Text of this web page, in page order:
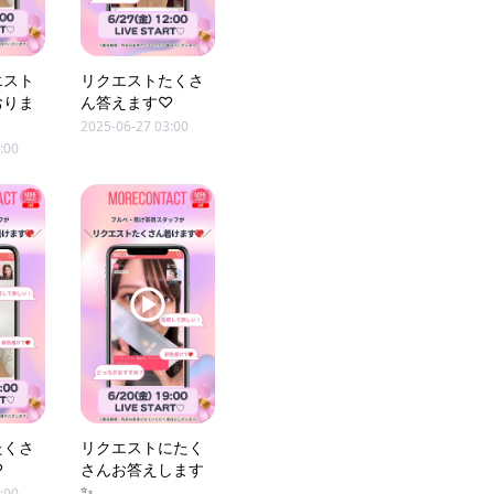
ト
ま
リクエストたくさ
ん答えます♡
2025-06-27 03:00
さ
リクエストにたく
さんお答えします